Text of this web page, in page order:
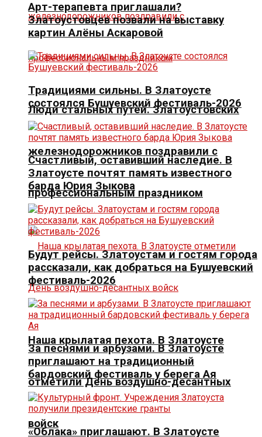
Люди стальных путей. Златоустовских
железнодорожников поздравили с
профессиональным праздником
Наша крылатая пехота. В Златоусте
отметили День воздушно-десантных
войск
Арт-терапевта приглашали?
Златоустовцев позвали на выставку
картин Алёны Аскаровой
Традициями сильны. В Златоусте
состоялся Бушуевский фестиваль-2026
Счастливый, оставивший наследие. В
Златоусте почтят память известного
барда Юрия Зыкова
Будут рейсы. Златоустам и гостям города
рассказали, как добраться на Бушуевский
фестиваль-2026
За песнями и арбузами. В Златоусте
приглашают на традиционный
бардовский фестиваль у берега Ая
«Облака» приглашают. В Златоусте